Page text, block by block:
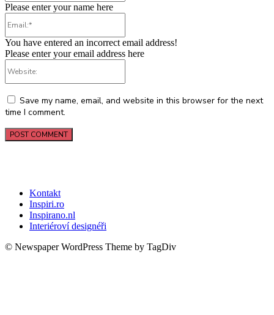
Please enter your name here
You have entered an incorrect email address!
Please enter your email address here
Save my name, email, and website in this browser for the next
time I comment.
Kontakt
Inspiri.ro
Inspirano.nl
Interiéroví designéři
© Newspaper WordPress Theme by TagDiv